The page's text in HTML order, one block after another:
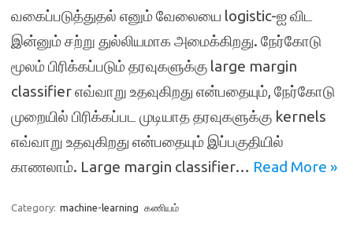
வகைப்படுத்துதல் எனும் வேலையை logistic-ஐ விட
இன்னும் சற்று துல்லியமாக அமைக்கிறது. நேர்கோடு
மூலம் பிரிக்கப்படும் தரவுகளுக்கு large margin
classifier எவ்வாறு உதவுகிறது என்பதையும், நேர்கோடு
முறையில் பிரிக்கப்பட முடியாத தரவுகளுக்கு kernels
எவ்வாறு உதவுகிறது என்பதையும் இப்பகுதியில்
காணலாம். Large margin classifier… Read More »
Category: machine-learning கணியம்